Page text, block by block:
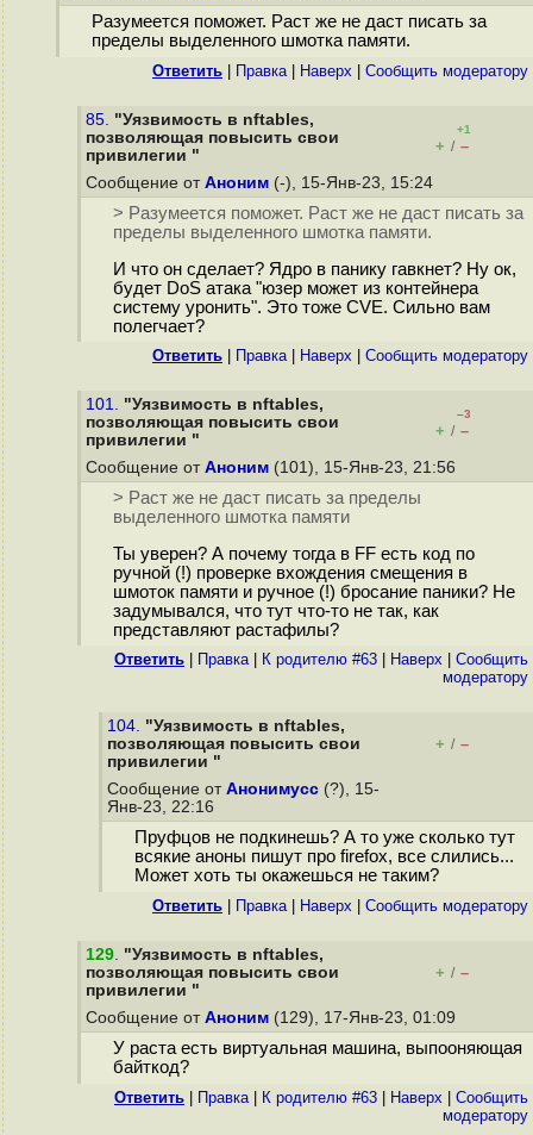
Разумеется поможет. Раст же не даст писать за
пределы выделенного шмотка памяти.
Ответить Правка| Наверх Cообщить модератору
85. "Уязвимость в nftables,
позволяющая повысить свои
привилегии "
+1
+ / –
Сообщение от Аноним (-), 15-Янв-23, 15:24
> Разумеется поможет. Раст же не даст писать за
пределы выделенного шмотка памяти.
И что он сделает? Ядро в панику гавкнет? Ну ок,
будет DoS атака "юзер может из контейнера
систему уронить". Это тоже CVE. Сильно вам
полегчает?
Ответить Правка| Наверх Cообщить модератору
101. "Уязвимость в nftables,
позволяющая повысить свои
привилегии "
–3
+ / –
Сообщение от Аноним (101), 15-Янв-23, 21:56
> Раст же не даст писать за пределы
выделенного шмотка памяти
Ты уверен? А почему тогда в FF есть код по
ручной (!) проверке вхождения смещения в
шмоток памяти и ручное (!) бросание паники? Не
задумывался, что тут что-то не так, как
представляют растафилы?
Ответить Правка| К родителю #63 Наверх
Cообщить
модератору
104. "Уязвимость в nftables,
позволяющая повысить свои
привилегии "
+ / –
Сообщение от Анонимусс (?), 15-
Янв-23, 22:16
Пруфцов не подкинешь? А то уже сколько тут
всякие аноны пишут про firefox, все слились...
Может хоть ты окажешься не таким?
Ответить Правка| Наверх Cообщить модератору
129. "Уязвимость в nftables,
позволяющая повысить свои
привилегии "
+ / –
Сообщение от Аноним (129), 17-Янв-23, 01:09
У раста есть виртуальная машина, выпооняющая
байткод?
Ответить Правка| К родителю #63 Наверх
Cообщить
модератору